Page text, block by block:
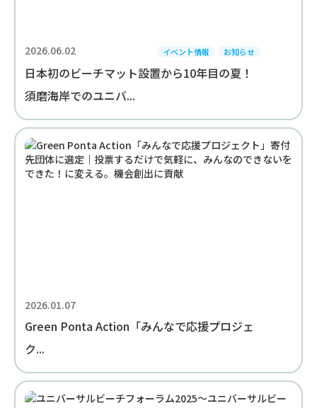
2026.06.02 イベント情報 お知らせ
日本初のビーチマット設置から10年目の夏！
須磨海岸でのユニバ...
2026.01.07
Green Ponta Action「みんなで応援プロジェ
ク...